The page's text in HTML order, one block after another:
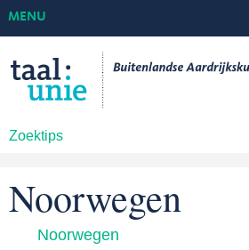
Zoektips
MENU
Noorwegen
Noorwegen